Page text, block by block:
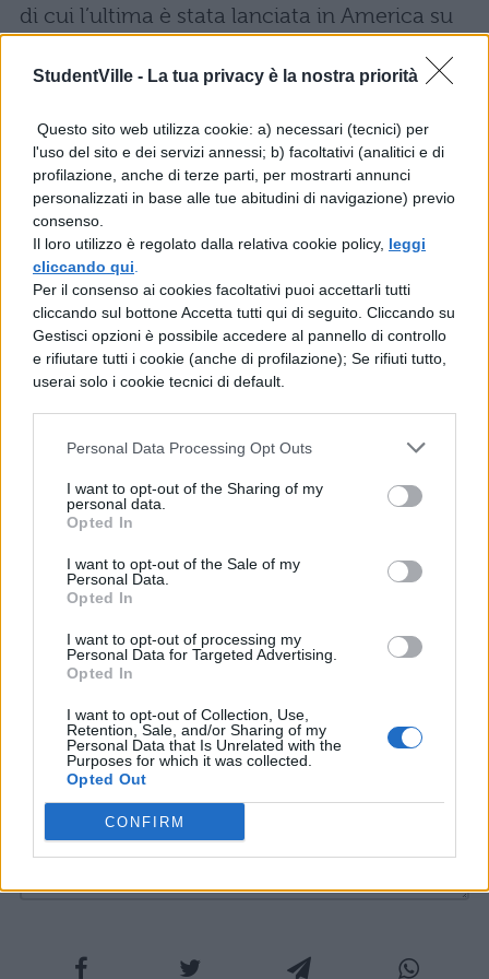
StudentVille - La tua privacy è la nostra priorità
Questo sito web utilizza cookie: a) necessari (tecnici) per
l'uso del sito e dei servizi annessi; b) facoltativi (analitici e di
profilazione, anche di terze parti, per mostrarti annunci
personalizzati in base alle tue abitudini di navigazione) previo
consenso.
Il loro utilizzo è regolato dalla relativa cookie policy, leggi
cliccando qui
Per il consenso ai cookies facoltativi puoi accettarli tutti
cliccando sul bottone Accetta tutti qui di seguito. Cliccando su
Gestisci opzioni è possibile accedere al pannello di controllo
e rifiutare tutti i cookie (anche di profilazione); Se rifiuti tutto,
userai solo i cookie tecnici di default.
Personal Data Processing Opt Outs
I want to opt-out of the Sharing of my
personal data.
Opted In
I want to opt-out of the Sale of my
Personal Data.
Opted In
I want to opt-out of processing my
Personal Data for Targeted Advertising.
Opted In
I want to opt-out of Collection, Use,
Retention, Sale, and/or Sharing of my
Personal Data that Is Unrelated with the
Purposes for which it was collected.
Opted Out
CONFIRM
di cui l’ultima è stata lanciata in America su
essere trasmessa fino al 2018. Per quanto
riguarda la trasmissione in Italia, “I Griffin”
sono andati in onda su Fox e suItalia 1,
salvo alcune stagioni trasmesse da
Netflix. Dal
la quindicesima stagione, anche se non
mancano pesanti tagli e censure.
I Griffin: dove vedere la serie
instreamingin lingua
italiana
stagione de “I Griffin”, sul web è possibile
abbonamento non costoso, potrete
accedere a tantissime serie tv!
COMMENTI